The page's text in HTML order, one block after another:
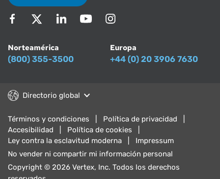
Norteamérica
(800) 355-3500
Europa
+44 (0) 20 3906 7630
Directorio global
Términos y condiciones
Política de privacidad
Accesibilidad
Política de cookies
Ley contra la esclavitud moderna
Impressum
No vender ni compartir mi información personal
Copyright © 2026 Vertex, Inc. Todos los derechos